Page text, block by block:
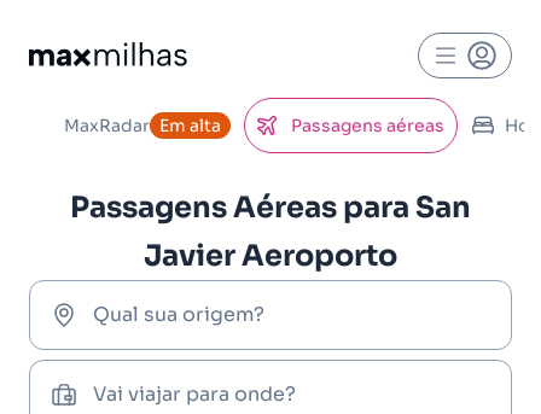
MaxRadar Em alta Passagens aéreas
Passagens Aéreas para San
Javier Aeroporto
Qual sua origem?
Vai viajar para onde?